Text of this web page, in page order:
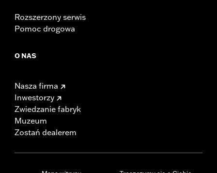
Rozszerzony serwis
Pomoc drogowa
O NAS
Nasza firma
Inwestorzy
Zwiedzanie fabryk
Muzeum
Zostań dealerem